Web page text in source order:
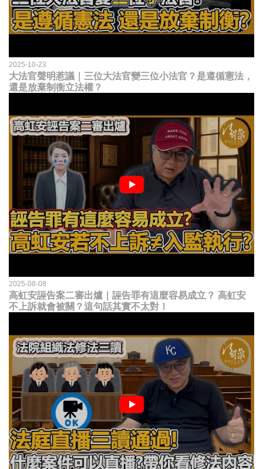
2025-10-23
大法官聲明惹議｜三位大法官變三位小法官？是遵循憲法，
還是放棄制衡立法權？
2025-08-08
高虹安誣告案二審出爐｜誣告罪有這麼容易成立？ 高虹安
不上訴就會被關？這句話其實不太對！